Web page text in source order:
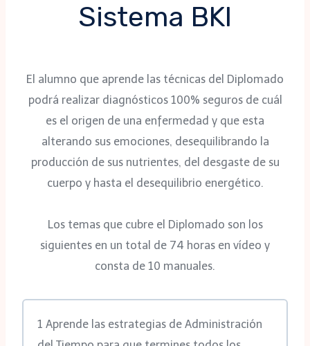
Sistema BKI
El alumno que aprende las técnicas del Diplomado
podrá realizar diagnósticos 100% seguros de cuál
es el origen de una enfermedad y que esta
alterando sus emociones, desequilibrando la
producción de sus nutrientes, del desgaste de su
cuerpo y hasta el desequilibrio energético.
Los temas que cubre el Diplomado son los
siguientes en un total de 74 horas en vídeo y
consta de 10 manuales.
1 Aprende las estrategias de Administración